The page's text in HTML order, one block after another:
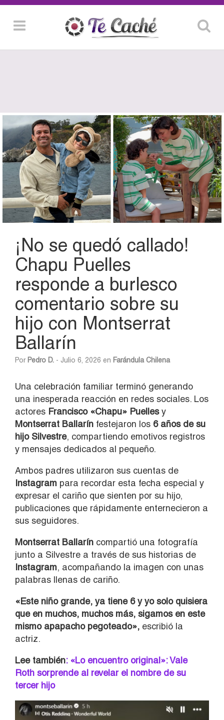
¡No se quedó callado!
Chapu Puelles
responde a burlesco
comentario sobre su
hijo con Montserrat
Ballarín
Por Pedro D. - Julio 6, 2026 en Farándula Chilena
Una celebración familiar terminó generando
una inesperada reacción en redes sociales. Los
actores Francisco «Chapu» Puellesy
Montserrat Ballarín festejaron los 6 años de su
hijo Silvestre, compartiendo emotivos registros
y mensajes dedicados al pequeño.
Ambos padres utilizaron sus cuentas de
Instagram para recordar esta fecha especial y
expresar el cariño que sienten por su hijo,
publicaciones que rápidamente enternecieron a
sus seguidores.
Montserrat Ballarín compartió una fotografía
junto a Silvestre a través de sus historias de
Instagram, acompañando la imagen con unas
palabras llenas de cariño.
«Este niño grande, ya tiene 6 y yo solo quisiera
que en muchos, muchos más, sigamos en este
mismo apapacho pegoteado», escribió la
actriz.
Lee también: «Lo encuentro original»: Vale
Roth sorprende al revelar el nombre de su
tercer hijo